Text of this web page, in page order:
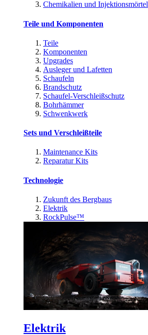
Chemikalien und Injektionsmörtel
Teile und Komponenten
Teile
Komponenten
Upgrades
Ausleger und Lafetten
Schaufeln
Brandschutz
Schaufel-Verschleißschutz
Bohrhämmer
Schwenkwerk
Sets und Verschleißteile
Maintenance Kits
Reparatur Kits
Technologie
Zukunft des Bergbaus
Elektrik
RockPulse™
Elektrik